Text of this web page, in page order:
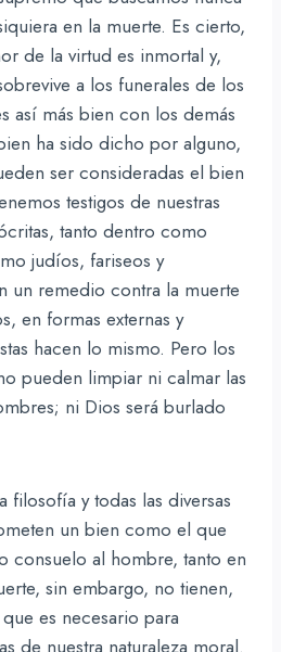
en la muerte. Es cierto,
de la virtud es inmortal y,
a los funerales de los
así más bien con los demás
ha sido dicho por alguno,
ser consideradas el bien
testigos de nuestras
tanto dentro como
judíos, fariseos y
un remedio contra la muerte
en formas externas y
hacen lo mismo. Pero los
pueden limpiar ni calmar las
ni Dios será burlado
filosofía y todas las diversas
un bien como el que
consuelo al hombre, tanto en
sin embargo, no tienen,
es necesario para
de nuestra naturaleza moral.